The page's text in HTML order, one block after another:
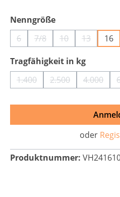
Nenngrößeauswählen
6(Diese Option ist zurzeit nicht
7/8(Diese Option ist
10(Diese Option
13(Diese16
Tragfähigkeit in kg
1.400(Diese Option ist zurzeit
2.500(Diese Option ist
4.000(Diese
oder
Produktnummer: